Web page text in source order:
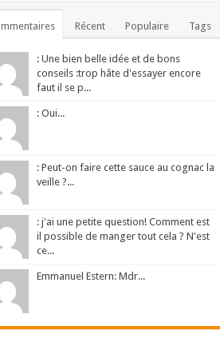
Récent Populaire Tags
: Une bien belle idée et de bons
conseils :trop hâte d'essayer encore
faut il se p...
: Oui...
: Peut-on faire cette sauce au cognac la
veille ?...
: j'ai une petite question! Comment est
il possible de manger tout cela ? N'est
ce...
Emmanuel Estern: Mdr...